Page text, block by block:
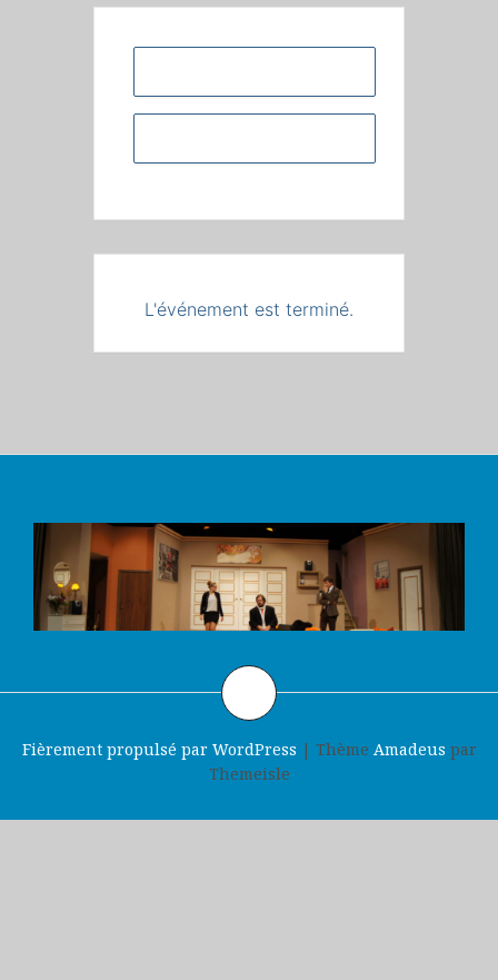
L'événement est terminé.
Fièrement propulsé par WordPress | Thème Amadeus par
Themeisle